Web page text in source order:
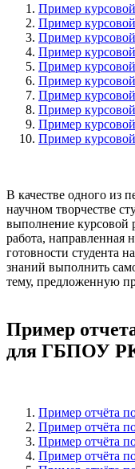
Пример
Пример
Пример
Пример
Пример
Пример
Пример
Пример
Пример
Пример
В качестве одного из
научном творчестве
выполнение курсовой
работа, направленная
готовности студента
знаний выполнить
тему, предложенную
Пример
для ГБПОУ
Пример отчёта
Пример отчёта
Пример отчёта
Пример отчёта